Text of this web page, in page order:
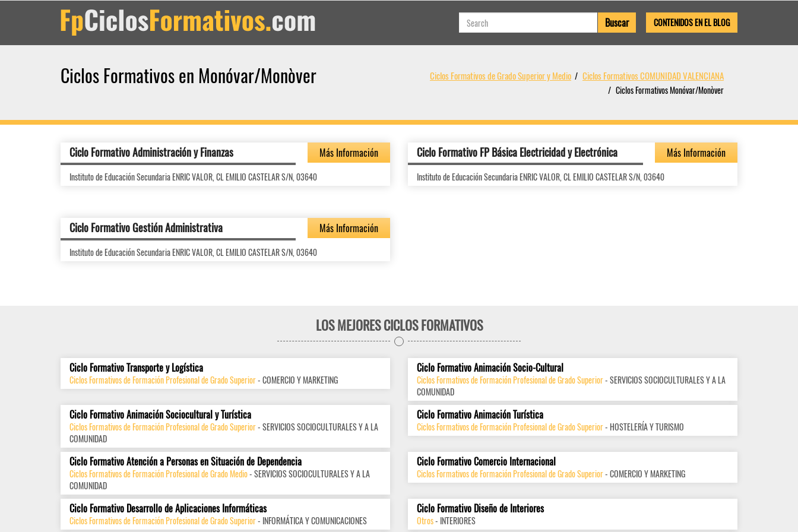
CONTENIDOS EN EL BLOG
Ciclos Formativos en Monóvar/Monòver Ciclos Formativos de Grado Superior y Medio Ciclos Formativos COMUNIDAD VALENCIANA
Ciclos Formativos Monóvar/Monòver
Ciclo Formativo Administración y Finanzas Más Información
Instituto de Educación Secundaria ENRIC VALOR, CL EMILIO CASTELAR S/N, 03640
Ciclo Formativo FP Básica Electricidad y Electrónica Más Información
Instituto de Educación Secundaria ENRIC VALOR, CL EMILIO CASTELAR S/N, 03640
Ciclo Formativo Gestión Administrativa Más Información
Instituto de Educación Secundaria ENRIC VALOR, CL EMILIO CASTELAR S/N, 03640
LOS MEJORES CICLOS FORMATIVOS
Ciclo Formativo Transporte y Logística
Ciclos Formativos de Formación Profesional de Grado Superior- COMERCIO Y MARKETING
Ciclo Formativo Animación Socio-Cultural
Ciclos Formativos de Formación Profesional de Grado Superior- SERVICIOS SOCIOCULTURALES Y A LA
COMUNIDAD
Ciclo Formativo Animación Sociocultural y Turística
Ciclos Formativos de Formación Profesional de Grado Superior- SERVICIOS SOCIOCULTURALES Y A LA
COMUNIDAD
Ciclo Formativo Animación Turística
Ciclos Formativos de Formación Profesional de Grado Superior- HOSTELERÍA Y TURISMO
Ciclo Formativo Atención a Personas en Situación de Dependencia
Ciclos Formativos de Formación Profesional de Grado Medio- SERVICIOS SOCIOCULTURALES Y A LA
COMUNIDAD
Ciclo Formativo Comercio Internacional
Ciclos Formativos de Formación Profesional de Grado Superior- COMERCIO Y MARKETING
Ciclo Formativo Desarrollo de Aplicaciones Informáticas
Ciclos Formativos de Formación Profesional de Grado Superior- INFORMÁTICA Y COMUNICACIONES
Ciclo Formativo Diseño de Interiores
Otros- INTERIORES